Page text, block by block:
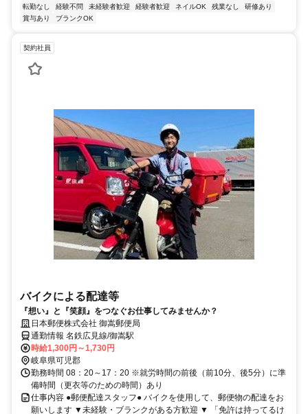
転勤なし
経験不問 未経験者歓迎 経験者歓迎 ネイルOK 残業なし
研修あり
賞与あり
ブランクOK
契約社員
バイクによる配達等
『想い』と『笑顔』をつなぐお仕事してみませんか？
日本郵便株式会社 御嵩郵便局
通勤情報 名鉄広見線/御嵩駅
時給1,300円～1,730円
岐阜県可児郡
勤務時間 08：20～17：20 ※就労時間の前後（前10分、後5分）に準
備時間（更衣等のための時間）あり
仕事内容 ●郵便配達スタッフ● バイクを使用して、郵便物の配達をお
願いします ▼未経験・ブランクがある方歓迎 ▼ 「免許は持ってるけ